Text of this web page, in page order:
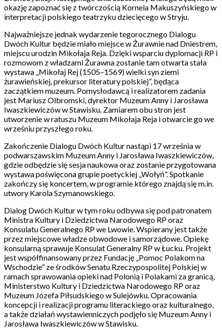
okazję zapoznać się z twórczością Kornela Makuszyńskiego w
interpretacji polskiego teatrzyku dziecięcego w Stryju.
Najważniejsze jednak wydarzenie tegorocznego Dialogu
Dwóch Kultur będzie miało miejsce w Żurawnie nad Dniestrem,
miejscu urodzin Mikołaja Reja. Dzięki wsparciu dyplomacji RP i
rozmowom z władzami Żurawna zostanie tam otwarta stała
wystawa „Mikołaj Rej (1505–1569) wielki syn ziemi
żurawieńskiej, prekursor literatury polskiej”, będąca
zaczątkiem muzeum. Pomysłodawcą i realizatorem zadania
jest Mariusz Olbromski, dyrektor Muzeum Anny i Jarosława
Iwaszkiewiczów w Stawisku. Zamiarem obu stron jest
utworzenie w ratuszu Muzeum Mikołaja Reja i otwarcie go we
wrześniu przyszłego roku.
Zakończenie Dialogu Dwóch Kultur nastąpi 17 września w
podwarszawskim Muzeum Anny i Jarosława Iwaszkiewiczów,
gdzie odbędzie się sesja naukowa oraz zostanie przygotowana
wystawa poświęcona grupie poetyckiej „Wołyń”. Spotkanie
zakończy się koncertem, w programie którego znajdą się m.in.
utwory Karola Szymanowskiego.
Dialog Dwóch Kultur w tym roku odbywa się pod patronatem
Ministra Kultury i Dziedzictwa Narodowego RP oraz
Konsulatu Generalnego RP we Lwowie. Wspierany jest także
przez miejscowe władze obwodowe i samorządowe. Opiekę
konsularną sprawuje Konsulat Generalny RP w Łucku. Projekt
jest współfinansowany przez Fundację „Pomoc Polakom na
Wschodzie” ze środków Senatu Rzeczypospolitej Polskiej w
ramach sprawowania opieki nad Polonią i Polakami za granicą,
Ministerstwo Kultury i Dziedzictwa Narodowego RP oraz
Muzeum Józefa Piłsudskiego w Sulejówku. Opracowania
koncepcji i realizacji programu literackiego oraz kulturalnego,
a także działań wystawienniczych podjęło się Muzeum Anny i
Jarosława Iwaszkiewiczów w Stawisku.